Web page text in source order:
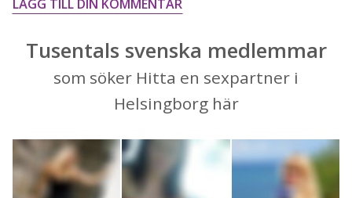
LÄGG TILL DIN KOMMENTAR
Tusentals svenska medlemmar
som söker Hitta en sexpartner i
Helsingborg här